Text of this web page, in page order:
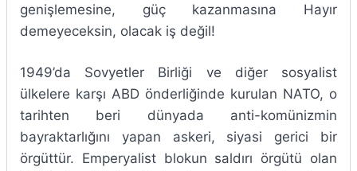
genişlemesine, güç kazanmasına Hayır
demeyeceksin, olacak iş değil!
1949’da Sovyetler Birliği ve diğer sosyalist
ülkelere karşı ABD önderliğinde kurulan NATO, o
tarihten beri dünyada anti-komünizmin
bayraktarlığını yapan askeri, siyasi gerici bir
örgüttür. Emperyalist blokun saldırı örgütü olan